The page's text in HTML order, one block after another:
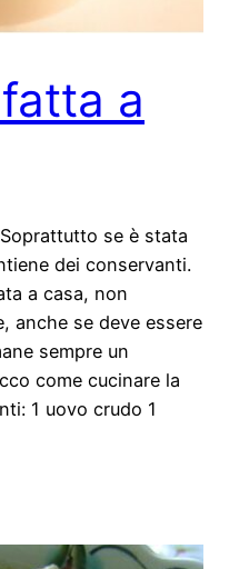
a
se è stata
dei conservanti.
a casa, non
anche se deve essere
sempre un
come cucinare la
1 uovo crudo 1